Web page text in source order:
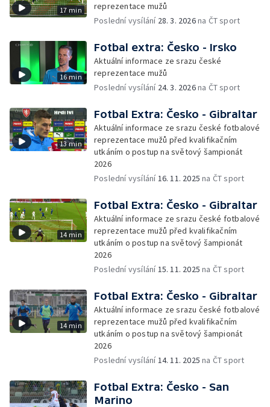
17 min
reprezentace mužů
Poslední vysílání 28. 3. 2026na ČT sport
16 min
Fotbal extra: Česko - Irsko
Aktuální informace ze srazu české
reprezentace mužů
Poslední vysílání 24. 3. 2026na ČT sport
13 min
Fotbal Extra: Česko - Gibraltar
Aktuální informace ze srazu české fotbalové
reprezentace mužů před kvalifikačním
utkáním o postup na světový šampionát
2026
Poslední vysílání16. 11. 2025 na ČT sport
14 min
Fotbal Extra: Česko - Gibraltar
Aktuální informace ze srazu české fotbalové
reprezentace mužů před kvalifikačním
utkáním o postup na světový šampionát
2026
Poslední vysílání15. 11. 2025 na ČT sport
14 min
Fotbal Extra: Česko - Gibraltar
Aktuální informace ze srazu české fotbalové
reprezentace mužů před kvalifikačním
utkáním o postup na světový šampionát
2026
Poslední vysílání14. 11. 2025 na ČT sport
Fotbal Extra: Česko - San
Marino